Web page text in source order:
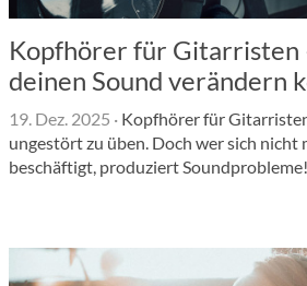
Kopfhörer für Gitarristen
deinen Sound verändern
19. Dez. 2025 · Kopfhörer für
ungestört zu üben. Doch wer sich nicht
beschäftigt, produziert Soundprobleme!